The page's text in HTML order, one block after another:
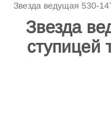
Звезда ведущая 530-
Звезда
ступицей